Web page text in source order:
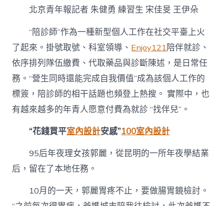
何
付
費
“找
伴
兒
億
嵐
辦
公
家
具”？〉
中
北京青年報記者 朱健勇 練習生 宋佳旻 王伊朵
“陪診師”作為一種新型個人工作在社交平臺上火
了起來。掛號取號、科室領導、 Enjoy121陪伴就診、
依序排列隊伍繳費、代取藥品與診斷陳述，是日常任
務。“營生同時還能完成自我價值”成為該個人工作的
標簽，陪診師的相干話題也頻登上熱搜。 實際中，也
有越來越多的年青人愿意付費為就診 “找伴兒”。
“花錢買平室內設計安感”100室內設計
95后年夜理女孩郭麗，從昆明的一所年夜學結業
后，留在了本地任務。
10月的一天，郭麗胃疼不止，要做腸胃鏡檢討。